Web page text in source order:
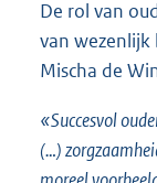
De rol van
van
Mischa de
«Succesvol
(…)